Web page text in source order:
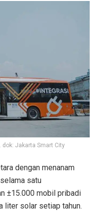
Jakarta Smart City
dengan menanam
satu
±15.000 mobil pribadi
liter solar setiap tahun.